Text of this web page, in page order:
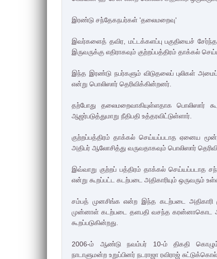
இரண்டு சந்தேகநபர்கள் 'தலைமறைவு'
இவர்களைத் தவிர, மட்டக்களப்பு பகுதியைச்
இருவருக்கு எதிராகவும் குற்றப்பத்திரம் தாக்கல்
இந்த இரண்டு நபர்களும் விடுதலைப் புலிகள்
என்று பொலிஸார் தெரிவிக்கின்றனர்.
தற்போது தலைமறைவாகியுள்ளதாக பொலிஸார்
ஆஜர்படுத்துமாறு நீதிபதி உத்தரவிட்டுள்ளார்.
குற்றப்பத்திரம் தாக்கல் செய்யப்படாத ஏனைய
அதிபர் ஆலோசித்து வருவதாகவும் பொலிஸார்
இவ்வாறு குற்றப் பத்திரம் தாக்கல் செய்யப்படாத
என்று கூறப்பட்ட கடற்படை அதிகாரியும் ஒருவரும்
சம்பத் முனசிங்க என்ற இந்த கடற்படை அதிகாரி
முன்னாள் கடற்படை தளபதி வசந்த கரன்னாகொட
கூறப்படுகின்றது.
2006-ம் ஆண்டு நவம்பர் 10-ம் திகதி
நாடாளுமன்ற உறுப்பினர் நடராஜா ரவிராஜ்